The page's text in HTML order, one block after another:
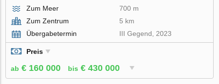
Zum Meer
700 m
Zum Zentrum
5 km
Übergabetermin
III Gegend, 2023
Preis
ab € 160 000 bis € 430 000